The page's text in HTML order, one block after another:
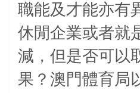
職能及才能亦有
休閒企業或者就
減，但是否可以
果？澳門體育局